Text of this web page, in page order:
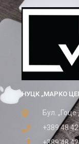
НУЦК „МАРКО
Бул.
+389 48